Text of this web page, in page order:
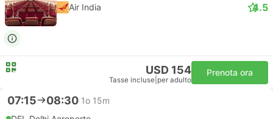
Air India 4.5
USD 154
Tasse incluse per adulto
Prenota ora
07:15 08:30 1o 15m